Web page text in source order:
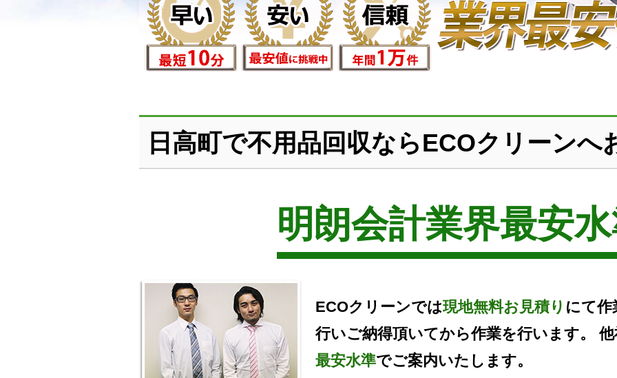
日高町で不用品回収ならECOクリーンへ
明朗会計業界最安
ECOクリーンでは現地無料お見積り にて作
行いご納得頂いてから作業を行います。
最安水準でご案内いたします。